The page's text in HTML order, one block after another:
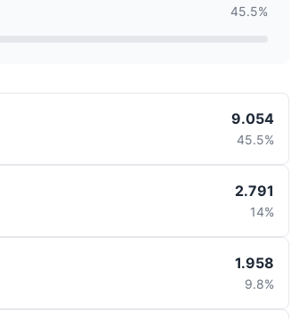
45.5%
9.054
45.5%
2.791
14%
1.958
9.8%